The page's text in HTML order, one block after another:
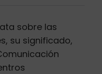
sobre las
su significado,